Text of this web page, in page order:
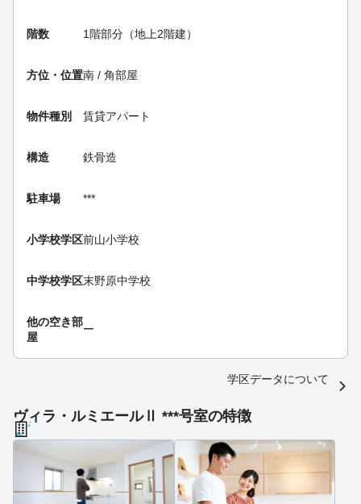
階数 1階部分（地上2階建）
方位・位置南 / 角部屋
物件種別 賃貸アパート
構造 鉄骨造
駐車場 ***
小学校学区前山小学校
中学校学区末野原中学校
他の空き部
屋
ー
学区データについて
ヴィラ・ルミエールⅡ ***号室の特徴